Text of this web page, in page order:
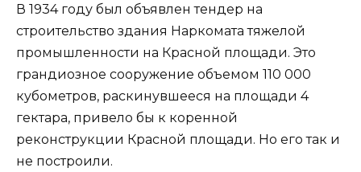
В 1934 году был объявлен тендер на
строительство здания Наркомата тяжелой
промышленности на Красной площади. Это
грандиозное сооружение объемом 110 000
кубометров, раскинувшееся на площади 4
гектара, привело бы к коренной
реконструкции Красной площади. Но его так и
не построили.